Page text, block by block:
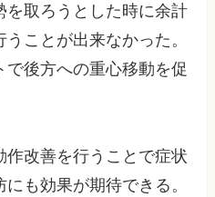
を取ろうとした時に余計
ことが出来なかった。
後方への重心移動を促
改善を行うことで症状
も効果が期待できる。